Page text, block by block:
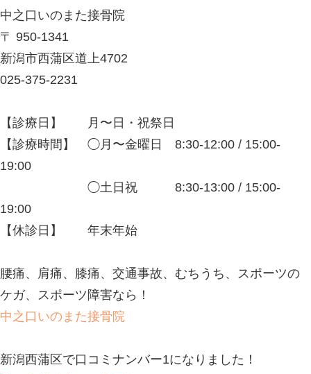
1週間以上残り続けている 【原因】
寝ている間、私たちは血行が悪くな
寝返りを繰り返しますが日常生活で
ことにより寝返りの数が減り背骨や
かかり、血行不良や筋肉疲労が起こ
てしまいます。 そこに急激な動作が
筋肉が損傷し、寝違えの痛みが生じ
す。 ・睡眠時の環境 睡眠時の環境に
例をあげると ①枕の高さが高すぎる
ることにより首が過度に傾いてしま
違えを起こしやすくなります。 ・マ